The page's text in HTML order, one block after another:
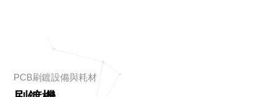
PCB刷鍍設備與耗材